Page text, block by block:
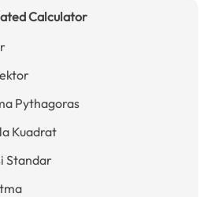
Calculator
Pythagoras
Kuadrat
Standar